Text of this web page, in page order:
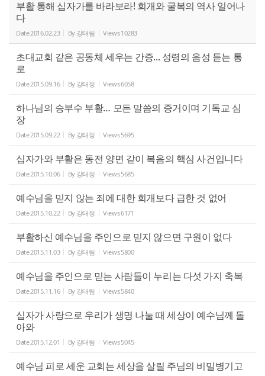
부활 통해 십자가를 바라보라! 회개와 굴복의 역사 일어나
다
Date2016.02.23 By 강태림 Views10283
초대교회 같은 공동체 세우는 간증... 성령의 음성 듣는 통
로
Date2015.09.16 By 강태정 Views6058
하나님의 승부수 부활… 모든 말씀의 증거이며 기독교 심
장
Date2015.09.22 By 강태정 Views5695
십자가와 부활은 동전 양면 같이 복음의 핵심 사건입니다
Date2015.10.06 By 강태정 Views5685
예수님을 믿지 않는 죄에 대한 회개보다 급한 것 없어
Date2015.10.22 By 강태정 Views6171
부활하신 예수님을 주인으로 믿지 않으면 구원이 없다
Date2015.11.03 By 강태림 Views5800
예수님을 주인으로 믿는 사람들이 누리는 다섯 가지 축복
Date2015.11.16 By 강태림 Views5840
십자가 사랑으로 우리가 생명 나눌 때 세상이 예수님께 돌
아와
Date2015.12.01 By 강태림 Views5045
예수님 피로 세운 교회는 세상을 살릴 주님의 비밀병기고